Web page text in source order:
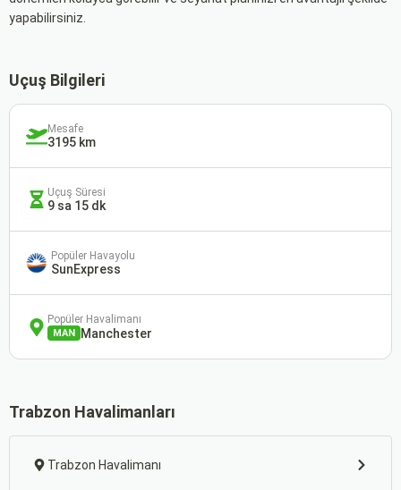
yapabilirsiniz.
Uçuş Bilgileri
Mesafe
3195 km
Uçuş Süresi
9 sa 15 dk
Popüler Havayolu
SunExpress
Popüler Havalimanı
MAN Manchester
Trabzon Havalimanları
Trabzon Havalimanı